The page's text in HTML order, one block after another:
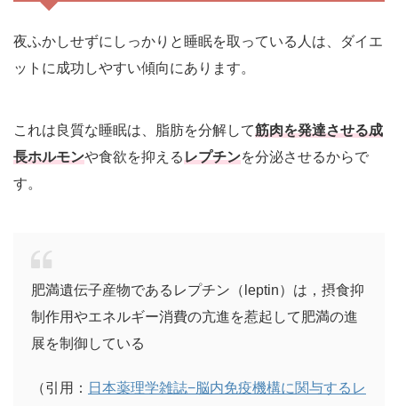
夜ふかしせずにしっかりと睡眠を取っている人は、ダイエ
ットに成功しやすい傾向にあります。
これは良質な睡眠は、脂肪を分解して筋肉を発達させる成
長ホルモンや食欲を抑えるレプチンを分泌させるからで
す。
肥満遺伝子産物であるレプチン（leptin）は，摂食抑
制作用やエネルギー消費の亢進を惹起して肥満の進
展を制御している
（引用： 日本薬理学雑誌−脳内免疫機構に関与するレ